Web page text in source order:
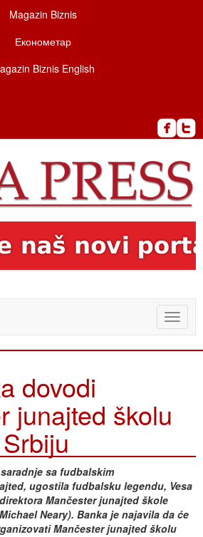
Magazin Biznis
Економетар
Biznis English
Toggle
dovodi
junajted školu
sa fudbalskim
ugostila fudbalsku legendu, Vesa
Mančester junajted škole
Neary). Banka je najavila da će
Mančester junajted školu